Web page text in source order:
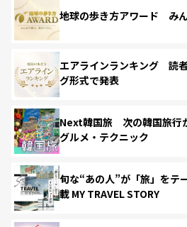
地球の歩き方アワード みん
エアラインランキング 読
グ形式で発表
Next韓国旅 次の韓国旅行
グルメ・テクニック
旬な“あの人”が「旅」をテ
載 MY TRAVEL STORY